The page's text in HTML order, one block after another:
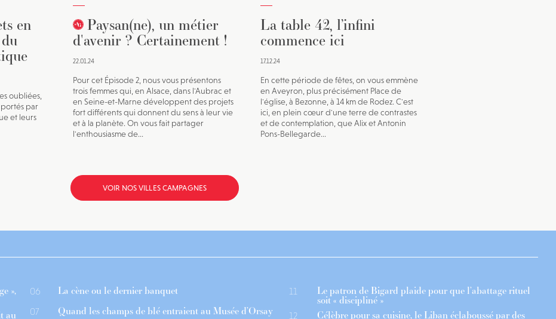
en
oubliées,
par
et leurs
Paysan(ne), un métier
d'avenir ? Certainement !
22.01.24
Pour cet Épisode 2, nous vous présentons
trois femmes qui, en Alsace, dans l'Aubrac et
en Seine-et-Marne développent des projets
fort différents qui donnent du sens à leur vie
et à la planète. On vous fait partager
l'enthousiasme de...
La table 42, l’infini
commence ici
17.12.24
En cette période de fêtes, on vous emmène
en Aveyron, plus précisément Place de
l'église, à Bezonne, à 14 km de Rodez. C'est
ici, en plein cœur d'une terre de contrastes
et de contemplation, que Alix et Antonin
Pons-Bellegarde...
VOIR NOS VILLES CAMPAGNES
»,
au
06 La cène ou le dernier banquet
07 Quand les champs de blé entraient au Musée d’Orsay
11 Le patron de Bigard plaide pour que l’abattage rituel
soit « discipliné »
12 Célèbre pour sa cuisine, le Liban éclaboussé par des